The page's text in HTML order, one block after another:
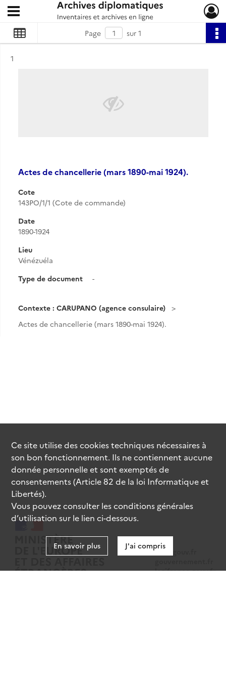
Archives diplomatiques
Ouvrir le menu déroulant
Page sur 1
Résultat n°
1
Actes de chancellerie (mars 1890-mai 1924).
Cote
143PO/1/1 (Cote de commande)
Date
1890-1924
Lieu
Vénézuéla
Type de document
-
Contexte : CARUPANO (agence consulaire)
Actes de chancellerie (mars 1890-mai 1924).
data.gouv.fr
legifrance.gouv.fr
Ce site utilise descookiestechniques nécessaires à
son bon fonctionnement. Ils ne contiennent aucune
donnée personnelle et sont exemptés de
consentements (Article 82 de la loi Informatique et
Libertés).
Vous pouvez consulter les conditions générales
d’utilisation sur le lien ci-dessous.
En savoir plus J'ai compris